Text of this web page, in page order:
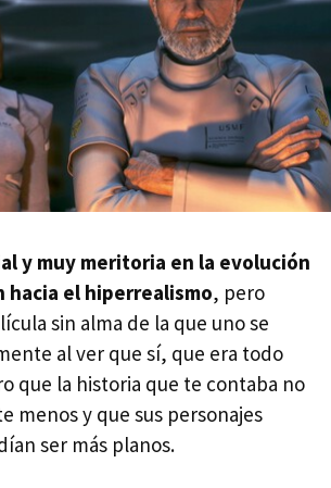
y muy meritoria en la evolución
hacia el hiperrealismo, pero
sin alma de la que uno se
al ver que sí, que era todo
que la historia que te contaba no
menos y que sus personajes
ser más planos.